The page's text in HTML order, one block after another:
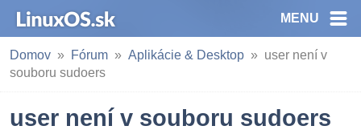
MENU
Domov Fórum Aplikácie & Desktop
user není v
souboru sudoers
user není v souboru sudoers